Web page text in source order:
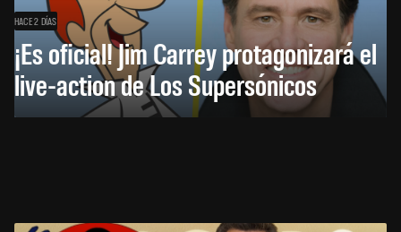
HACE 2 DÍAS
¡Es oficial! Jim Carrey protagonizará el
live-action de Los Supersónicos